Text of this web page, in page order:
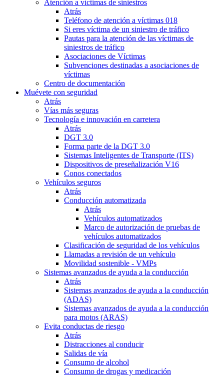
Atención a víctimas de siniestros
Atrás
Teléfono de atención a víctimas 018
Si eres víctima de un siniestro de tráfico
Pautas para la atención de las víctimas de
siniestros de tráfico
Asociaciones de Víctimas
Subvenciones destinadas a asociaciones de
víctimas
Centro de documentación
Muévete con seguridad
Atrás
Vías más seguras
Tecnología e innovación en carretera
Atrás
DGT 3.0
Forma parte de la DGT 3.0
Sistemas Inteligentes de Transporte (ITS)
Dispositivos de preseñalización V16
Conos conectados
Vehículos seguros
Atrás
Conducción automatizada
Atrás
Vehículos automatizados
Marco de autorización de pruebas de
vehículos automatizados
Clasificación de seguridad de los vehículos
Llamadas a revisión de un vehículo
Movilidad sostenible - VMPs
Sistemas avanzados de ayuda a la conducción
Atrás
Sistemas avanzados de ayuda a la conducción
(ADAS)
Sistemas avanzados de ayuda a la conducción
para motos (ARAS)
Evita conductas de riesgo
Atrás
Distracciones al conducir
Salidas de vía
Consumo de alcohol
Consumo de drogas y medicación